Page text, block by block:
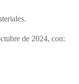
de 2024, con: